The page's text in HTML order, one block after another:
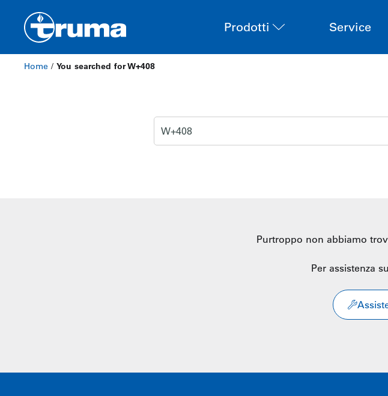
Prodotti Service
Home / You searched for W+408
Purtroppo non abbiamo
Per assistenza